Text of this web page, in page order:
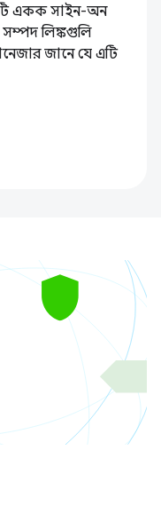
একক সাইন-অন
লিঙ্কগুলি
জানে যে এটি